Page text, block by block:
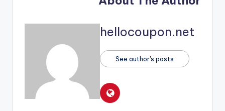
hellocoupon.net
See author's posts